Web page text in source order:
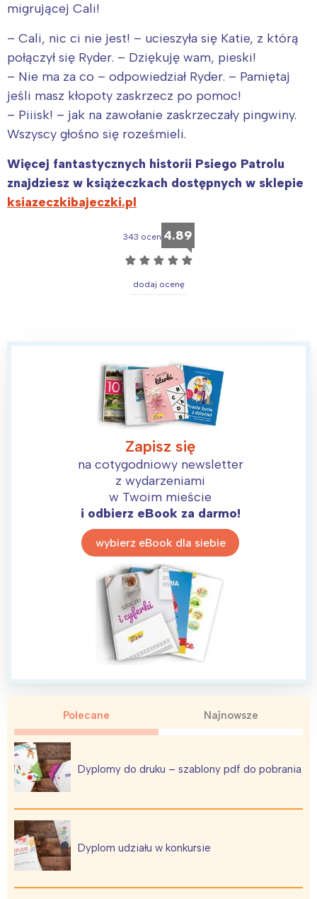
migrującej Cali!
– Cali, nic ci nie jest! – ucieszyła się Katie, z którą
połączył się Ryder. – Dziękuję wam, pieski!
– Nie ma za co – odpowiedział Ryder. – Pamiętaj
jeśli masz kłopoty zaskrzecz po pomoc!
– Piiisk! – jak na zawołanie zaskrzeczały pingwiny.
Wszyscy głośno się roześmieli.
Więcej fantastycznych historii Psiego Patrolu
znajdziesz w książeczkach dostępnych w sklepie
ksiazeczkibajeczki.pl
343 ocen 4.89
☆ ☆ ☆ ☆ ☆
dodaj ocenę
Zapisz się
na cotygodniowy newsletter
z wydarzeniami
w Twoim mieście
i odbierz eBook za darmo!
wybierz eBook dla siebie
Polecane Najnowsze
Dyplomy do druku – szablony pdf do pobrania
Dyplom udziału w konkursie